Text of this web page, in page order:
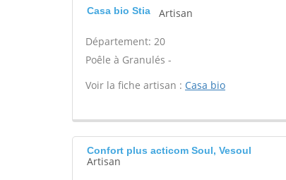
Casa bio Stia Artisan
Département: 20
Poêle à Granulés -
Voir la fiche artisan : Casa bio
Confort plus acticom Soul, Vesoul
Artisan